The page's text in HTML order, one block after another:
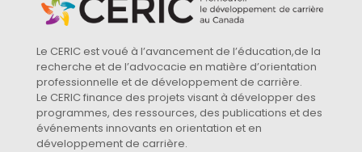
Le CERIC est voué à l’avancement de l’éducation,de la
recherche et de l’advocacie en matière d’orientation
professionnelle et de développement de carrière.
Le CERIC finance des projets visant à développer des
programmes, des ressources, des publications et des
événements innovants en orientation et en
développement de carrière.